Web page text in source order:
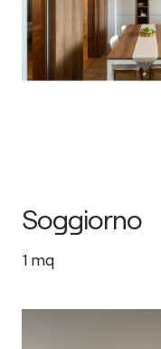
Soggiorno
1 mq